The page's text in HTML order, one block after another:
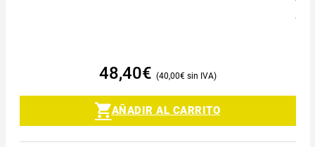
48,40€ 40,00€
AÑADIR AL CARRITO